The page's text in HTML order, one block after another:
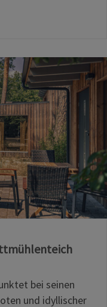
bei seinen
und idyllischer